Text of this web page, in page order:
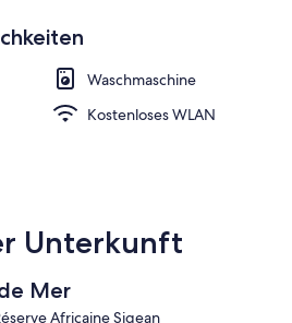
Strand
Waschmaschine
Kostenloses WLAN
Unterkunft
Mer
Africaine Sigean